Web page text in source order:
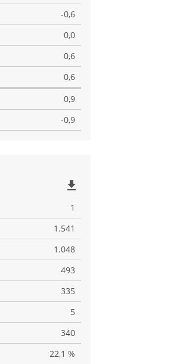
-0,6
0,0
0,6
0,6
0,9
-0,9
file_download
1
1.541
1.048
493
335
5
340
22,1 %